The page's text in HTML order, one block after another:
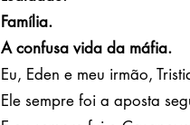
Família.
A confusa vida da máfia.
Eu, Eden e meu irmão,
Ele sempre foi a aposta